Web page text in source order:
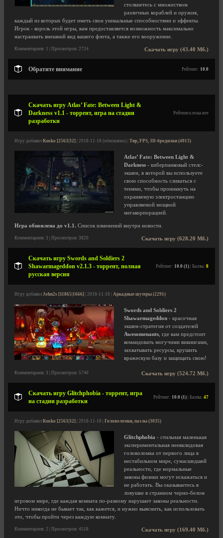
столкнетесь с множеством
различных кораблей и оружия,
каждый из которых будет иметь свои уникальные способностями и эффекты.
Игрок - король этой игры, вам предоставляется возможность максимально
настраивать внешний вид вашего флота, а также его вооружение.
Скачать игру (43.40 Мб.)
Комментариев: 1 | Просмотров: 2724
Обратите внимание Рейтинг: 10.0
Скачать игру Atlas’ Fate: Between Light &
Darkness v1.1 - торрент, игра на стадии
разработки
Рейтинга пока нет
Игру добавил Kusko [2563|32] | 2018-11-18 (обновлено) | Тир, FPS, 3D-бродилки (4013)
Atlas’ Fate: Between Light &
Darkness - киберпанковый стелс-
экшен, в которой вы используете
свою способность сливаться с
тенями, чтобы проникнуть на
охраняемую электростанцию
управляемой мощной
мегакорпорацией.
Игра обновлена до v1.1. Список изменений внутри новости.
Скачать игру (628.20 Мб.)
Комментариев: 3 | Просмотров: 3820
Скачать игру Swords and Soldiers 2
Shawarmageddon v2.1.3 - торрент, полная
русская версия
Рейтинг: 10.0 (1) | Баллы: 8
Игру добавил John2s [11865|1666] | 2018-11-18 | Аркадные шутеры (2291)
Swords and Soldiers 2
Shawarmageddon - красочная
экшен-стратегия от создателей
Awesomenauts , где вам предстоит
командовать могучими викингами,
захватывать ресурсы, крушить
вражескую базу и защищать свою!
Скачать игру (524.72 Мб.)
Комментариев: 3 | Просмотров: 5740
Скачать игру Glitchphobia - торрент, игра
на стадии разработки
Рейтинг: 10.0 (1) | Баллы: 47
Игру добавил Kusko [2563|32] | 2018-11-18 | Головоломки, пазлы (3035)
Glitchphobia - стильная маленькая
экспериментальная неевклидовая
головоломка от первого лица в
нестабильном мире, сумасшедшей
реальности, где нормальные
законы физики могут искажаться и
не работать. Вы оказываетесь в
ловушке в странном черно-белом
игровом мире, где каждая комната по-разному нарушает законы реальности.
Ничто никогда не бывает так, как кажется, и нужно выяснить, как использовать
это, чтобы пройти через каждую комнату.
Скачать игру (169.40 Мб.)
Комментариев: 2 | Просмотров: 4518